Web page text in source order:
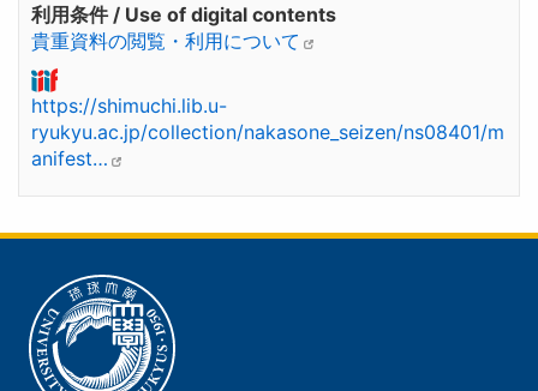
利用条件 / Use of digital contents
貴重資料の閲覧・利用について
https://shimuchi.lib.u-
ryukyu.ac.jp/collection/nakasone_seizen/ns08401/m
anifest…